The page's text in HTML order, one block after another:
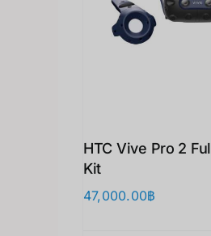
HTC Vive Pro 2
Kit
47,000.00฿